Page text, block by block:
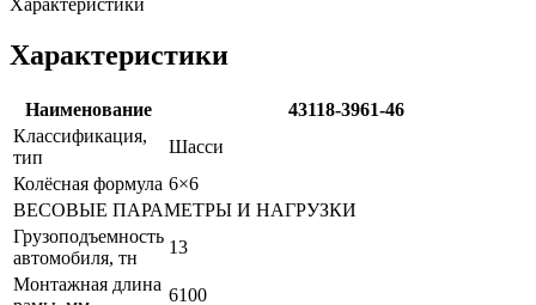
Характеристики
Наименование
43118-3961-46
Классификация,
тип
Шасси
Колёсная формула 6×6
ВЕСОВЫЕ ПАРАМЕТРЫ И НАГРУЗКИ
Грузоподъемность
автомобиля, тн
13
Монтажная длина
6100